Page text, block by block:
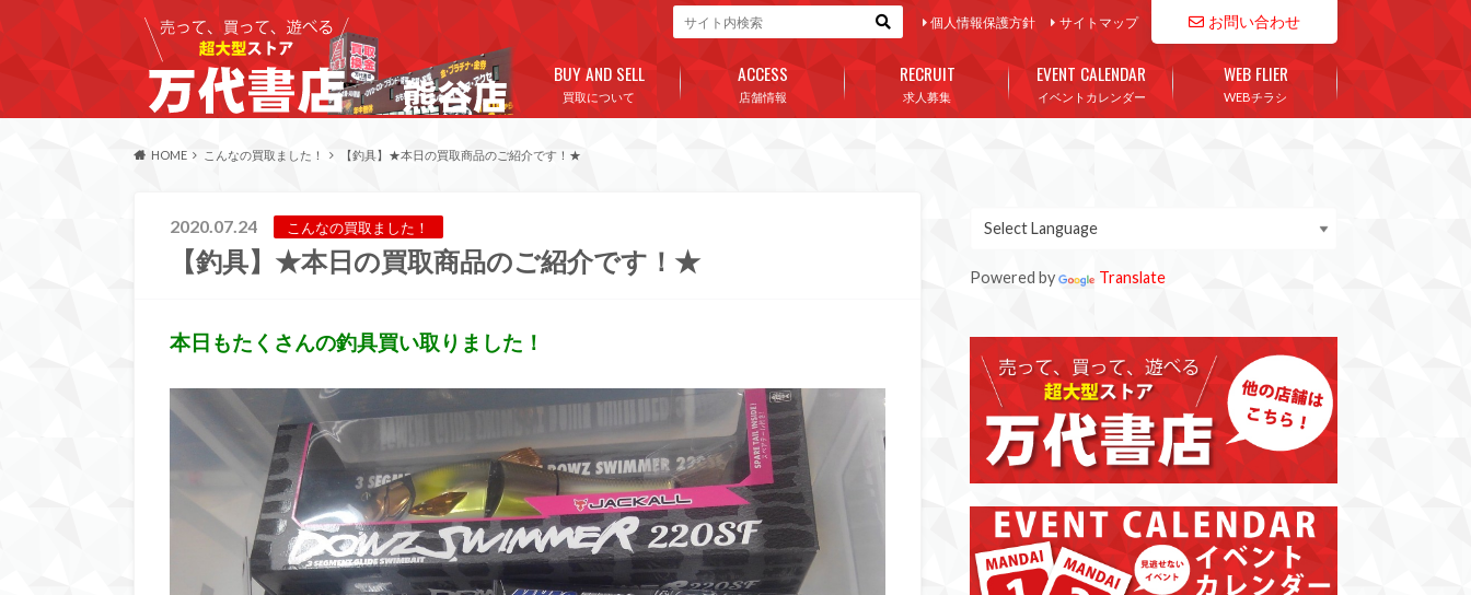
お問い合わせ
個人情報保護方針 サイトマップ
買取について
BUY AND SELL
店舗情報
ACCESS
求人募集
RECRUIT
イベントカレンダー
EVENT CALENDAR
WEBチラシ
WEB FLIER
HOME こんなの買取ました！ 【釣具】★本日の買取商品のご紹介です！★
2020.07.24 こんなの買取ました！
【釣具】★本日の買取商品のご紹介です！★
本日もたくさんの釣具買い取りました！
Powered by Translate